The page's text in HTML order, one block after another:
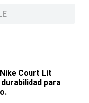
Court Lit
para